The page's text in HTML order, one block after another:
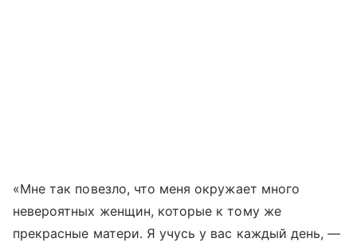
«Мне так повезло, что меня окружает много
невероятных женщин, которые к тому же
прекрасные матери. Я учусь у вас каждый день, —